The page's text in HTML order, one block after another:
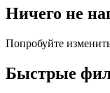
Ничего не
Попробуйте
Быстрые